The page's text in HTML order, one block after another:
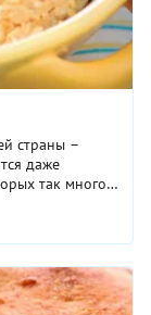
страны –
даже
так много в